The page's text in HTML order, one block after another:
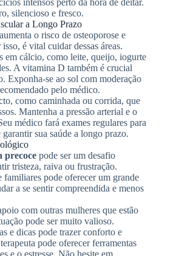
silencioso e fresco.
a Longo Prazo
aumenta o risco de osteoporose e
é vital cuidar dessas áreas.
em cálcio, como leite, queijo, iogurte
A vitamina D também é crucial
Exponha-se ao sol com moderação
pelo médico.
como caminhada ou corrida, que
Mantenha a pressão arterial e o
médico fará exames regulares para
sua saúde a longo prazo.
precoce pode ser um desafio
tristeza, raiva ou frustração.
familiares pode oferecer um grande
a se sentir compreendida e menos
com outras mulheres que estão
pode ser muito valioso.
e dicas pode trazer conforto e
pode oferecer ferramentas
e o estresse. Não hesite em